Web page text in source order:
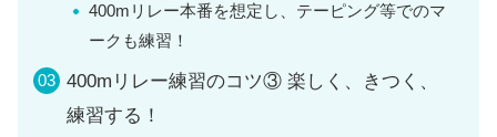
400mリレー本番を想定し、テーピング等でのマ
ークも練習！
400mリレー練習のコツ③ 楽しく、きつく、
練習する！